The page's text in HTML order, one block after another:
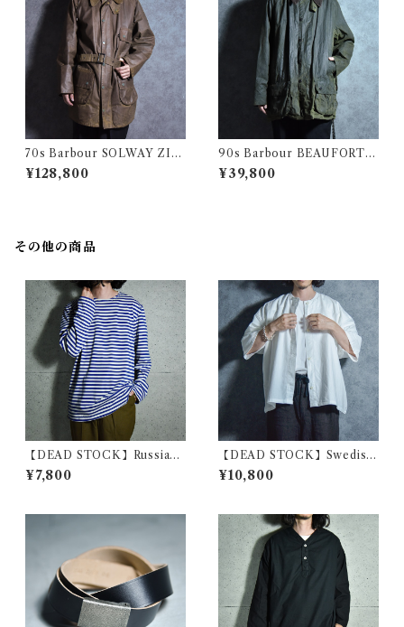
70s Barbour SOLWAY ZIP
PER 1Warrant バブアー ソル
ウェイジッパー パイル ライナ
¥128,800
90s Barbour BEAUFORT S
ize46 バブアー ビューフォー
ト 3ワラント サイズ46 セージ
¥39,800
その他の商品
【DEAD STOCK】Russian
Army Border Long Sleeve
T-shirts ロシア軍 ボーダー
¥7,800
【DEAD STOCK】Swedish
Army Half-sleeve Hospital
Shirts スウェーデン軍 ハーフ
¥10,800